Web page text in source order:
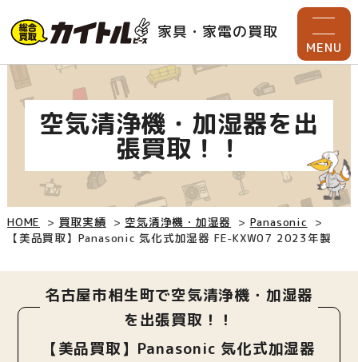
家具・家電の買取
MENU
空気清浄機・加湿器を出
張買取！！
HOME 買取実績 空気清浄機・加湿器
Panasonic
【美品買取】Panasonic 気化式加湿器 FE-KXW07 2023年製
名古屋市相生町で空気清浄機・加湿器
を出張買取！！
【美品買取】Panasonic 気化式加湿器